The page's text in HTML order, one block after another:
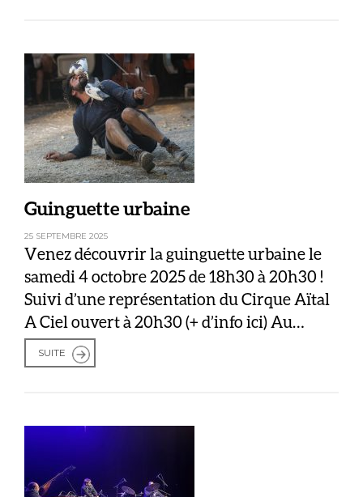
de créer un espace d’échange, […]
Guinguette urbaine
25 SEPTEMBRE 2025
Venez découvrir la guinguette urbaine le
samedi 4 octobre 2025 de 18h30 à 20h30 !
Suivi d’une représentation du Cirque Aïtal
A Ciel ouvert à 20h30 (+ d’info ici) Au
programme : – Stands associatifs
gourmands : vos spécialités culinaires
– Scène ouverte : […]
SUITE